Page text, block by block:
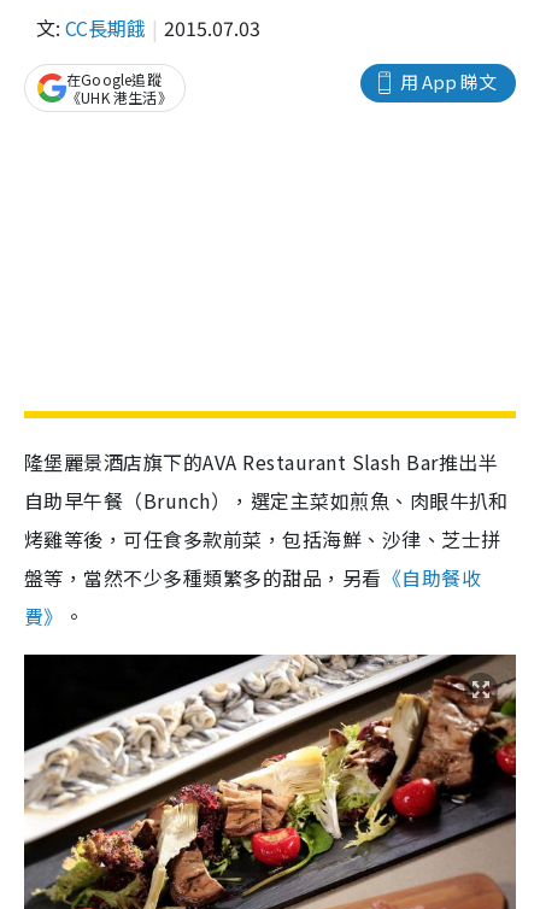
文: CC長期餓 2015.07.03
用 App 睇文
在Google追蹤
《UHK 港生活》
隆堡麗景酒店旗下的AVA Restaurant Slash Bar推出半
自助早午餐（Brunch），選定主菜如煎魚、肉眼牛扒和
烤雞等後，可任食多款前菜，包括海鮮、沙律、芝士拼
盤等，當然不少多種類繁多的甜品，另看 《自助餐收
費》
。